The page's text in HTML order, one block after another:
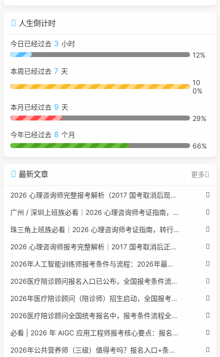
人生倒计时
今日已经过去 3 小时
12%
本周已经过去 7 天
10
0%
本月已经过去 9 天
29%
今年已经过去 8 个月
66%
最新文章 更多
2026 心理咨询师完整报考解析（2017 国考取消后现行权威体系 + 避坑全指南）
广州 / 深圳上班族必看｜2026 心理咨询师考证指南，转行副业、情绪疏导双收益
珠三角上班族必看｜2026 心理咨询师考证指南，转行副业、情绪疏导双收益
2026 心理咨询师报考完整解析｜2017 国考取消后正规报考标准、流程避坑指南
2026年人工智能训练师报考条件与流程：2026年最新官方要求全面解读
2026医疗陪诊顾问报名入口已公布，全国报考条件流程政策全解析
2026年医疗陪诊顾问（陪诊师）招生启动，全国报考指南附报名官网
2026医疗陪诊顾问全国统考报名中，报考条件流程全攻略附报名入口
必看 | 2026 年 AIGC 应用工程师报考核心要点：报名费用、官网可查、行业认可度、补考规则全盘点
2026年公共营养师（三级）值得考吗？报名入口+条件+证书用途